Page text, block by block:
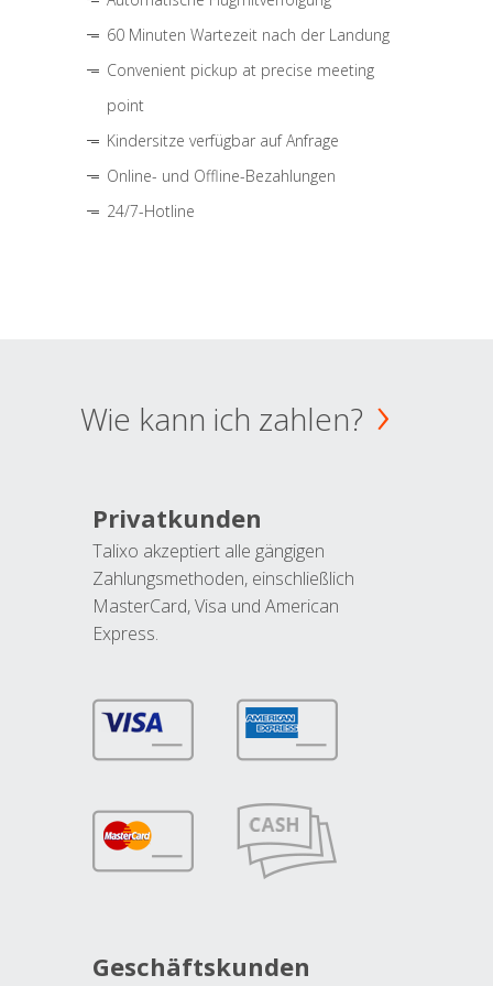
60 Minuten Wartezeit nach der Landung
Convenient pickup at precise meeting
point
Kindersitze verfügbar auf Anfrage
Online- und Offline-Bezahlungen
24/7-Hotline
Wie kann ich zahlen?
Privatkunden
Talixo akzeptiert alle gängigen
Zahlungsmethoden, einschließlich
MasterCard, Visa und American
Express.
Geschäftskunden